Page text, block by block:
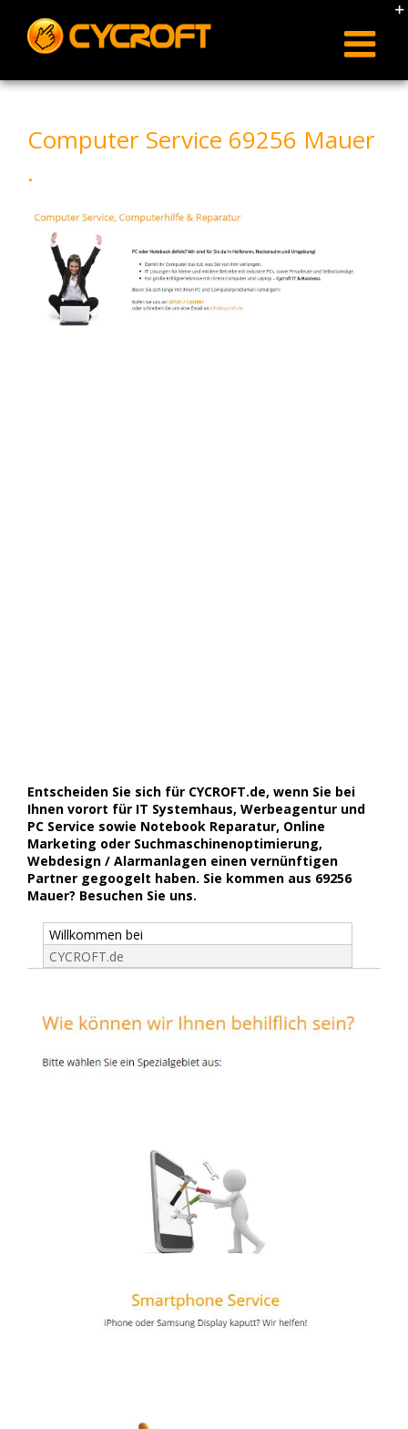
content
Computer Service 69256 Mauer
.
Entscheiden Sie sich für CYCROFT.de, wenn Sie bei
Ihnen vorort für IT Systemhaus, Werbeagentur und
PC Service sowie Notebook Reparatur, Online
Marketing oder Suchmaschinenoptimierung,
Webdesign / Alarmanlagen einen vernünftigen
Partner gegoogelt haben. Sie kommen aus 69256
Mauer? Besuchen Sie uns.
Willkommen bei
CYCROFT.de